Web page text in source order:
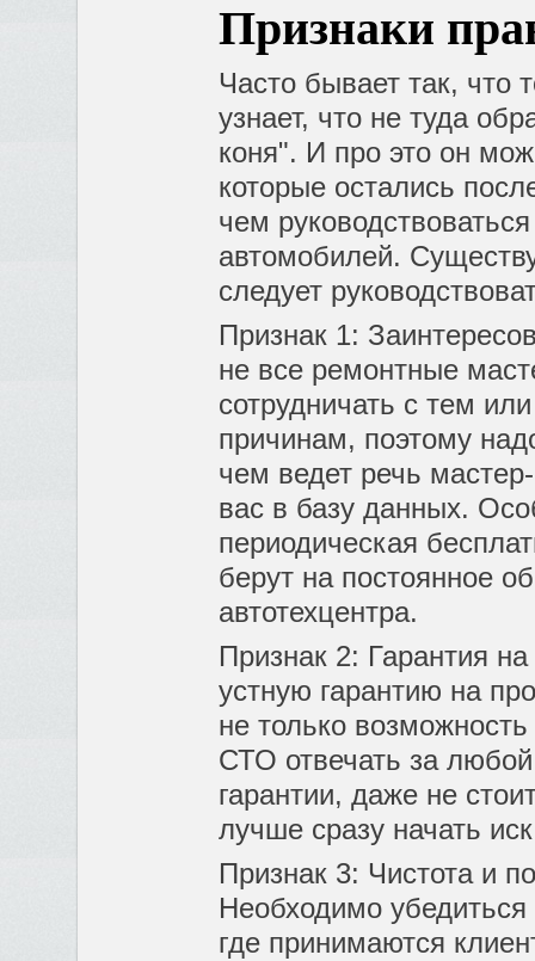
Признаки
Часто бывает так, что
узнает, что не туда
коня". И про это он
которые остались
чем
автомобилей.
следует
Признак 1:
не все ремонтные
сотрудничать с тем
причинам, поэтому
чем ведет речь
вас в базу данных.
периодическая
берут на постоянное
автотехцентра.
Признак 2: Гарантия
устную гарантию на
не только
СТО отвечать за
гарантии, даже не
лучше сразу начать
Признак 3: Чистота и
Необходимо
где принимаются